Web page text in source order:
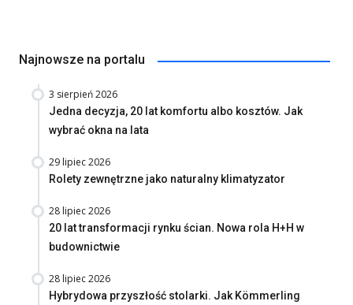
Najnowsze na portalu
3 sierpień 2026
Jedna decyzja, 20 lat komfortu albo kosztów. Jak
wybrać okna na lata
29 lipiec 2026
Rolety zewnętrzne jako naturalny klimatyzator
28 lipiec 2026
20 lat transformacji rynku ścian. Nowa rola H+H w
budownictwie
28 lipiec 2026
Hybrydowa przyszłość stolarki. Jak Kömmerling